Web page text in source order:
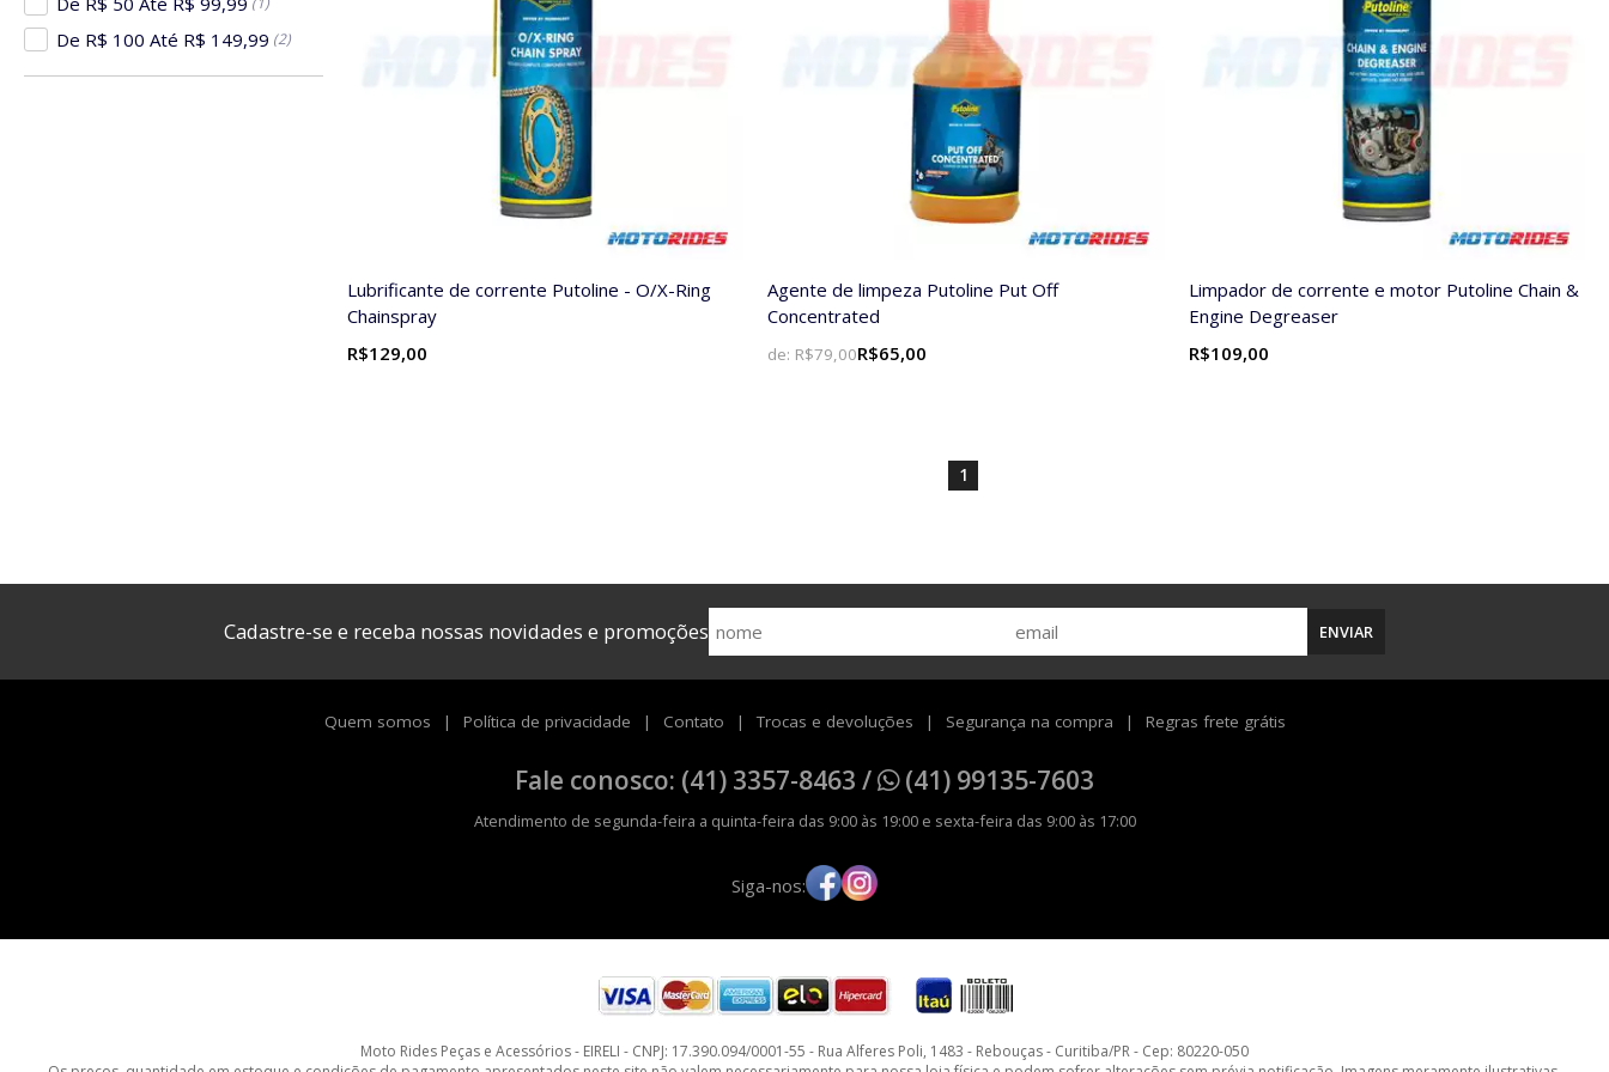
De R$ 100 Até R$ 149,99 (2)
Lubrificante de corrente Putoline - O/X-Ring
Chainspray
R$129,00
Agente de limpeza Putoline Put Off
Concentrated
de: R$79,00R$65,00
Limpador de corrente e motor Putoline Chain &
Engine Degreaser
R$109,00
1
Cadastre-se e receba nossas novidades e promoções ENVIAR
Quem somos Política de privacidade Contato Trocas e devoluções Segurança na compra Regras frete grátis
Fale conosco: (41) 3357-8463 / (41) 99135-7603
Atendimento de segunda-feira a quinta-feira das 9:00 às 19:00 e sexta-feira das 9:00 às 17:00
Siga-nos:
Moto Rides Peças e Acessórios - EIRELI - CNPJ: 17.390.094/0001-55 - Rua Alferes Poli, 1483 - Rebouças - Curitiba/PR - Cep: 80220-050